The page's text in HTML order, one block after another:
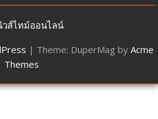
ส์ไทม์ออนไลน์
| Theme: DuperMag by Acme
Themes